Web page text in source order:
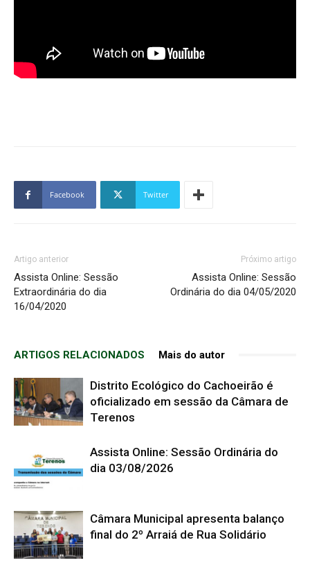
Facebook Twitter
Artigo anterior
Assista Online: Sessão
Extraordinária do dia
16/04/2020
Próximo artigo
Assista Online: Sessão
Ordinária do dia 04/05/2020
ARTIGOS RELACIONADOS Mais do autor
Distrito Ecológico do Cachoeirão é
oficializado em sessão da Câmara de
Terenos
Assista Online: Sessão Ordinária do
dia 03/08/2026
Câmara Municipal apresenta balanço
final do 2º Arraiá de Rua Solidário